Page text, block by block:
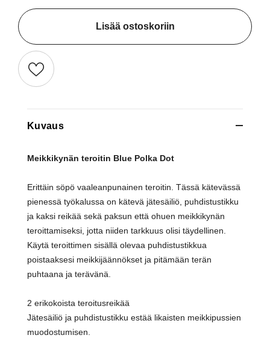
Lisää ostoskoriin
Kuvaus
Meikkikynän teroitin Blue Polka Dot
Erittäin söpö vaaleanpunainen teroitin. Tässä kätevässä
pienessä työkalussa on kätevä jätesäiliö, puhdistustikku
ja kaksi reikää sekä paksun että ohuen meikkikynän
teroittamiseksi, jotta niiden tarkkuus olisi täydellinen.
Käytä teroittimen sisällä olevaa puhdistustikkua
poistaaksesi meikkijäännökset ja pitämään terän
puhtaana ja terävänä.
2 erikokoista teroitusreikää
Jätesäiliö ja puhdistustikku estää likaisten meikkipussien
muodostumisen.